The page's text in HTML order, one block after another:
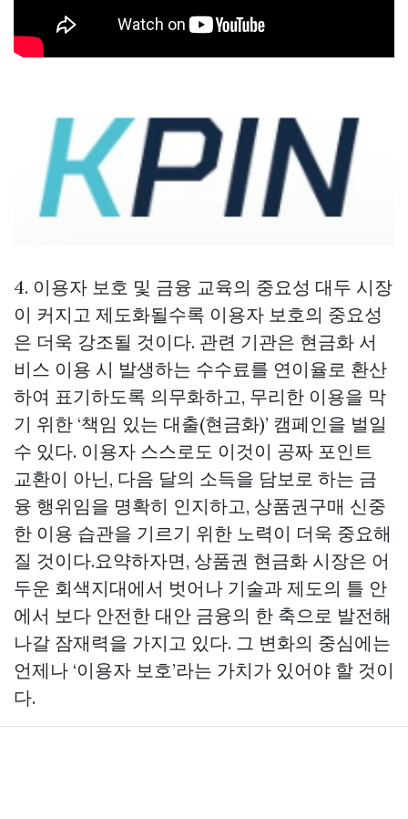
4. 이용자 보호 및 금융 교육의 중요성 대두 시장
이 커지고 제도화될수록 이용자 보호의 중요성
은 더욱 강조될 것이다. 관련 기관은 현금화 서
비스 이용 시 발생하는 수수료를 연이율로 환산
하여 표기하도록 의무화하고, 무리한 이용을 막
기 위한 ‘책임 있는 대출(현금화)’ 캠페인을 벌일
수 있다. 이용자 스스로도 이것이 공짜 포인트
교환이 아닌, 다음 달의 소득을 담보로 하는 금
융 행위임을 명확히 인지하고, 상품권구매 신중
한 이용 습관을 기르기 위한 노력이 더욱 중요해
질 것이다.요약하자면, 상품권 현금화 시장은 어
두운 회색지대에서 벗어나 기술과 제도의 틀 안
에서 보다 안전한 대안 금융의 한 축으로 발전해
나갈 잠재력을 가지고 있다. 그 변화의 중심에는
언제나 ‘이용자 보호’라는 가치가 있어야 할 것이
다.